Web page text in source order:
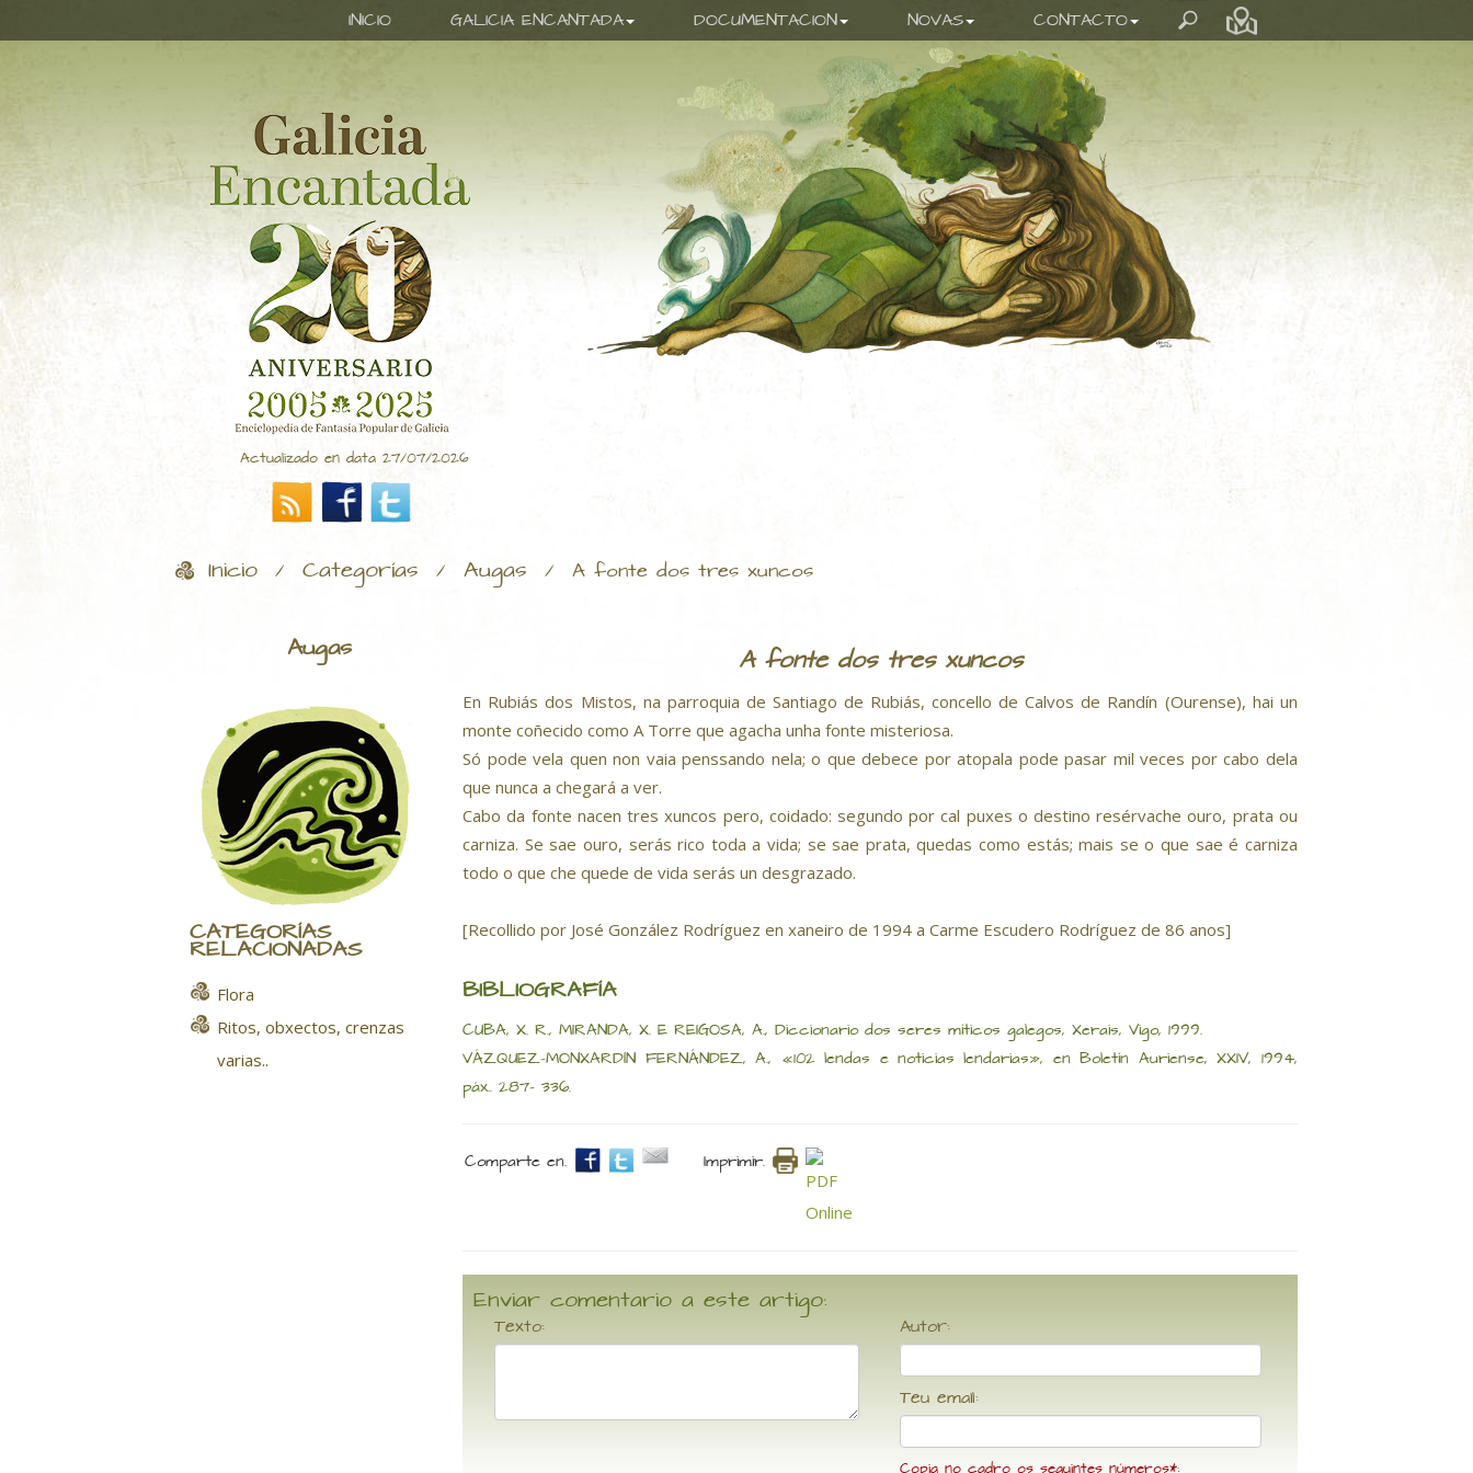
INICIO GALICIA ENCANTADA DOCUMENTACION NOVAS CONTACTO
Actualizado en data 27/07/2026
Inicio / Categorías / Augas / A fonte dos tres xuncos
Augas
CATEGORÍAS
RELACIONADAS
Flora
Ritos, obxectos, crenzas
varias..
A fonte dos tres xuncos
En Rubiás dos Mistos, na parroquia de Santiago de Rubiás, concello de Calvos de Randín (Ourense), hai un
monte coñecido como A Torre que agacha unha fonte misteriosa.
Só pode vela quen non vaia penssando nela; o que debece por atopala pode pasar mil veces por cabo dela
que nunca a chegará a ver.
Cabo da fonte nacen tres xuncos pero, coidado: segundo por cal puxes o destino resérvache ouro, prata ou
carniza. Se sae ouro, serás rico toda a vida; se sae prata, quedas como estás; mais se o que sae é carniza
todo o que che quede de vida serás un desgrazado.
[Recollido por José González Rodríguez en xaneiro de 1994 a Carme Escudero Rodríguez de 86 anos]
BIBLIOGRAFÍA
CUBA, X. R., MIRANDA, X. E REIGOSA, A., Diccionario dos seres míticos galegos, Xerais, Vigo, 1999.
VÁZQUEZ-MONXARDÍN FERNÁNDEZ, A., «102 lendas e noticias lendarias», en Boletín Auriense, XXIV, 1994,
páx.. 287- 336.
Comparte en. Imprimir.
Enviar comentario a este artigo:
Texto: Autor:
Teu email: